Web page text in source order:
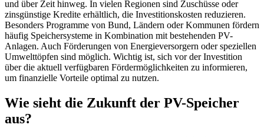
und über Zeit hinweg. In vielen Regionen sind Zuschüsse oder
zinsgünstige Kredite erhältlich, die Investitionskosten reduzieren.
Besonders Programme von Bund, Ländern oder Kommunen fördern
häufig Speichersysteme in Kombination mit bestehenden PV-
Anlagen. Auch Förderungen von Energieversorgern oder speziellen
Umwelttöpfen sind möglich. Wichtig ist, sich vor der Investition
über die aktuell verfügbaren Fördermöglichkeiten zu informieren,
um finanzielle Vorteile optimal zu nutzen.
Wie sieht die Zukunft der PV-Speicher
aus?